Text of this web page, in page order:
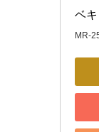
ベ
MR-